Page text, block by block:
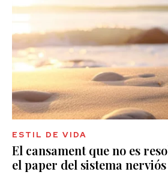
ESTIL DE VIDA
El cansament que no es
el paper del sistema nerviós